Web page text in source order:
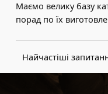
Маємо велику базу
порад по їх
Найчастіші